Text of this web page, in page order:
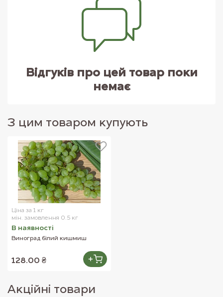
Відгуків про цей товар поки
немає
З цим товаром купують
Ціна за 1 кг
мін. замовлення 0.5 кг
В наявностi
Виноград білий кишмиш
128.00 ₴
Акцiйнi товари